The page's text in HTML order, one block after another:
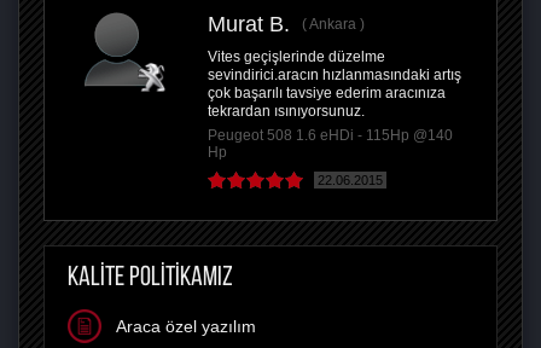
Murat B.
Ankara
Vites geçişlerinde düzelme
sevindirici.aracın hızlanmasındaki artış
çok başarılı tavsiye ederim aracınıza
tekrardan ısınıyorsunuz.
Peugeot 508 1.6 eHDi - 115Hp @140
Hp
22.06.2015
KALİTE POLİTİKAMIZ
Araca özel yazılım